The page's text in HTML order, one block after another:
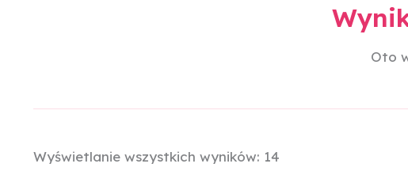
Oto
Wyświetlanie wszystkich wyników: 14